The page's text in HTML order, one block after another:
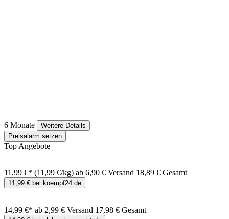
6 Monate
Weitere Details
Preisalarm setzen
Top Angebote
11,99 €* (11,99 €/kg) ab 6,90 € Versand 18,89 € Gesamt
11,99 € bei koempf24.de
14,99 €* ab 2,99 € Versand 17,98 € Gesamt